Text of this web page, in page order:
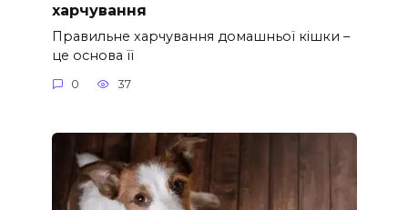
харчування
Правильне харчування домашньої кішки –
це основа її
0 37